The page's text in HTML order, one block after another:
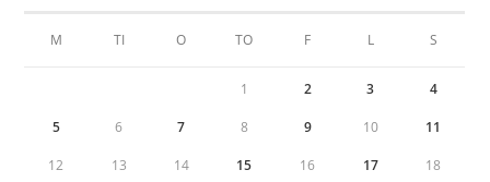
M TI O TO F L S
1 2 3 4
5 6 7 8 9 10 11
12 13 14 15 16 17 18